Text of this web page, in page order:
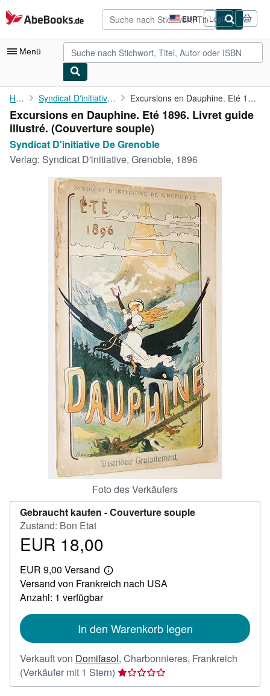
Zum Hauptinhalt
AbeBooks.de EUR
Seite
der
Einkaufseinstellungen.
Login
Menü
Nutzerkonto
Meine Bestellungen
Detailsuche
Sammlungen
Antiquarische Bücher
Kunst & Sammlerstücke
Verkäufer werden
SCHLIESSEN
Home Syndicat D'initiative De Grenoble Excursions en Dauphine. Eté 1896. Livret guide illustré.
Excursions en Dauphine. Eté 1896. Livret guide
illustré. (Couverture souple)
Syndicat D'initiative De Grenoble
Verlag: Syndicat D'initiative, Grenoble, 1896
Foto des Verkäufers
Gebraucht kaufen -Couverture souple
Zustand: Bon Etat
Preis
18,00
EUR 18,00
EUR 9,00 Versand
Weitere
Informationen
Versand von Frankreich nach USA
Anzahl: 1 verfügbar
In den Warenkorb legen
Verkauft von Domifasol, Charbonnieres, Frankreich
(Verkäufer mit 1 Stern) Verkäuferbewertung
1